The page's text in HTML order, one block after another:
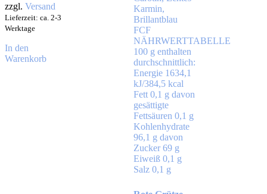
zzgl. Versand
Lieferzeit: ca. 2-3
Werktage
In den
Warenkorb